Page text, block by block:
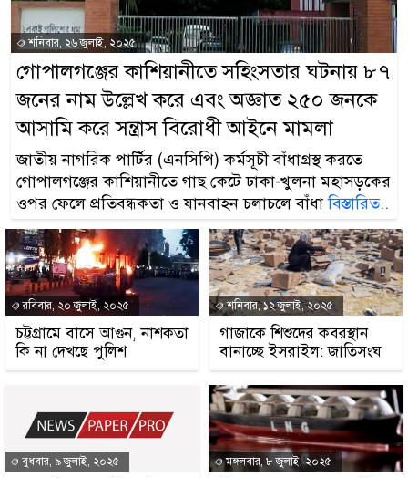
শনিবার, ২৬ জুলাই, ২০২৫
গোপালগঞ্জের কাশিয়ানীতে সহিংসতার ঘটনায় ৮৭
জনের নাম উল্লেখ করে এবং অজ্ঞাত ২৫০ জনকে
আসামি করে সন্ত্রাস বিরোধী আইনে মামলা
জাতীয় নাগরিক পার্টির (এনসিপি) কর্মসূচী বাঁধাগ্রস্থ করতে
গোপালগঞ্জের কাশিয়ানীতে গাছ কেটে ঢাকা-খুলনা মহাসড়কের
ওপর ফেলে প্রতিবন্ধকতা ও যানবাহন চলাচলে বাঁধাবিস্তারিত..
রবিবার, ২০ জুলাই, ২০২৫
চট্টগ্রামে বাসে আগুন, নাশকতা
কি না দেখছে পুলিশ
শনিবার, ১২ জুলাই, ২০২৫
গাজাকে শিশুদের কবরস্থান
বানাচ্ছে ইসরাইল: জাতিসংঘ
বুধবার, ৯ জুলাই, ২০২৫ মঙ্গলবার, ৮ জুলাই, ২০২৫